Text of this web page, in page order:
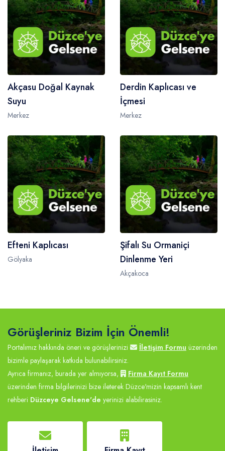
Akçasu Doğal Kaynak
Suyu
Merkez
Derdin Kaplıcası ve
İçmesi
Merkez
Efteni Kaplıcası
Gölyaka
Şifalı Su Ormaniçi
Dinlenme Yeri
Akçakoca
Görüşleriniz Bizim İçin Önemli!
Portalımız hakkında öneri ve görüşlerinizi İletişim Formu üzerinden
bizimle paylaşarak katkıda bulunabilirsiniz.
Ayrıca firmanız, burada yer almıyorsa,
Firma Kayıt Formu
üzerinden firma bilgilerinizi bize ileterek Düzce'mizin kapsamlı kent
rehberi Düzceye Gelsene'de yerinizi alabilirasiniz.